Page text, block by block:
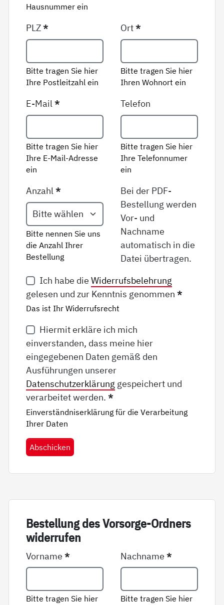
Hausnummer ein
PLZ*
Bitte tragen Sie hier
Ihre Postleitzahl ein
Ort*
Bitte tragen Sie hier
Ihren Wohnort ein
E-Mail*
Bitte tragen Sie hier
Ihre E-Mail-Adresse
ein
Telefon
Bitte tragen Sie hier
Ihre Telefonnumer
ein
Anzahl*
Bitte nennen Sie uns
die Anzahl Ihrer
Bestellung
Bei der PDF-
Bestellung werden
Vor- und
Nachname
automatisch in die
Datei übertragen.
Ich habe die Widerrufsbelehrung
gelesen und zur Kenntnis genommen*
Das ist Ihr Widerrufsrecht
Hiermit erkläre ich mich
einverstanden, dass meine hier
eingegebenen Daten gemäß den
Ausführungen unserer
Datenschutzerklärung gespeichert und
verarbeitet werden.*
Einverständniserklärung für die Verarbeitung
Ihrer Daten
Abschicken
Be­stel­lung des Vor­sor­ge-Ord­ners
wi­der­ru­fen
Vorname*
Bitte tragen Sie hier
Nachname*
Bitte tragen Sie hier